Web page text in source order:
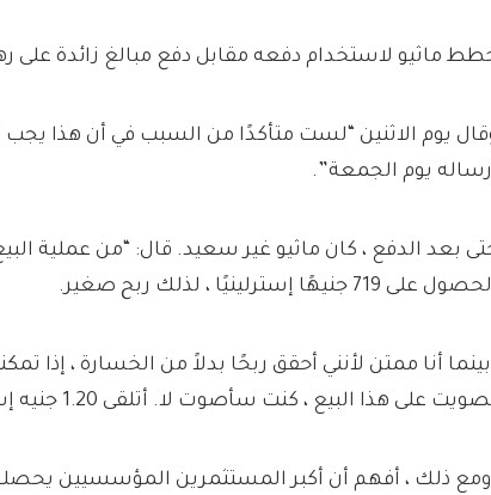
ماثيو لاستخدام دفعه مقابل دفع مبالغ زائدة على
يوم الاثنين “لست متأكدًا من السبب في أن هذا يجب
يوم الجمعة”.
على 719 جنيهًا إسترلينيًا ، لذلك ربح صغير.
أنا ممتن لأنني أحقق ربحًا بدلاً من الخسارة ، إذا
على هذا البيع ، كنت سأصوت لا. أتلقى 1.20 جنيه إسترليني للسهم.